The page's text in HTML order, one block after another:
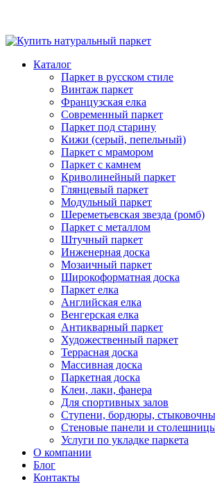
Каталог
Паркет в русском стиле
Винтаж паркет
Французская елка
Современный паркет
Паркет под старину
Кижи (серый, пепельный)
Паркет с мрамором
Паркет с камнем
Криволинейный паркет
Глянцевый паркет
Модульный паркет
Шереметьевская звезда (ромб)
Паркет с металлом
Штучный паркет
Инженерная доска
Мозаичный паркет
Широкоформатная доска
Паркет елка
Английская елка
Венгерская елка
Антикварный паркет
Художественный паркет
Террасная доска
Массивная доска
Паркетная доска
Клеи, лаки, фанера
Для спортивных залов
Ступени, бордюры,
Стеновые панели и
Услуги по укладке паркета
О компании
Блог
Контакты